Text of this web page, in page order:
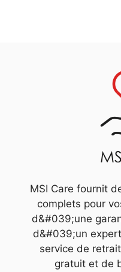
MSI Care fournit
complets pour
d&#039;une
d&#039;un
service de
gratuit et de